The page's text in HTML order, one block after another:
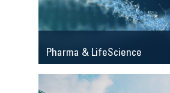
Pharma & LifeScience